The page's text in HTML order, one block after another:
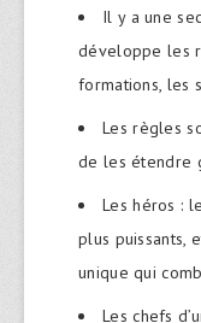
Il y a une
développe les
formations, les
Les règles
de les étendre
Les héros :
plus puissants,
unique qui
Les chefs